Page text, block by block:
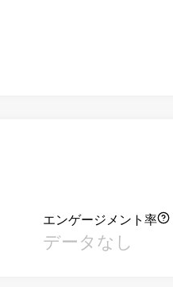
エンゲージメント率
データなし